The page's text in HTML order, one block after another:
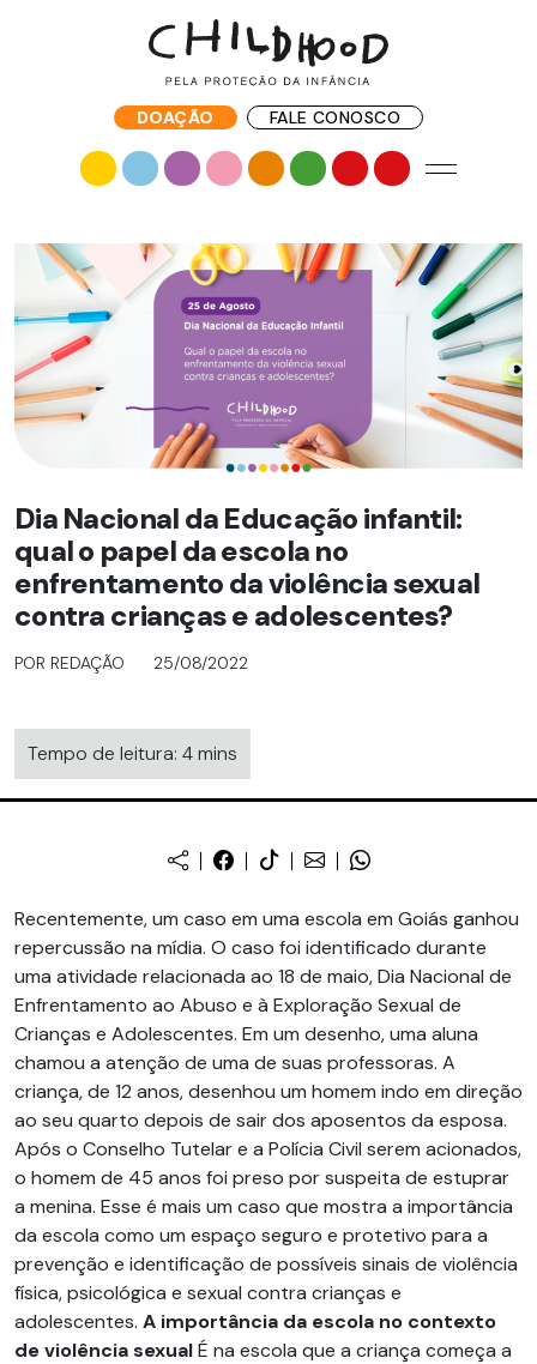
DOAÇÃO FALE CONOSCO
Dia Nacional da Educação infantil:
qual o papel da escola no
enfrentamento da violência sexual
contra crianças e adolescentes?
POR REDAÇÃO 25/08/2022
Tempo de leitura: 4 mins
Recentemente, um caso em uma escola em Goiás ganhou
repercussão na mídia. O caso foi identificado durante
uma atividade relacionada ao 18 de maio, Dia Nacional de
Enfrentamento ao Abuso e à Exploração Sexual de
Crianças e Adolescentes. Em um desenho, uma aluna
chamou a atenção de uma de suas professoras. A
criança, de 12 anos, desenhou um homem indo em direção
ao seu quarto depois de sair dos aposentos da esposa.
Após o Conselho Tutelar e a Polícia Civil serem acionados,
o homem de 45 anos foi preso por suspeita de estuprar
a menina. Esse é mais um caso que mostra a importância
da escola como um espaço seguro e protetivo para a
prevenção e identificação de possíveis sinais de violência
física, psicológica e sexual contra crianças e
adolescentes. A importância da escola no contexto
de violência sexualÉ na escola que a criança começa a